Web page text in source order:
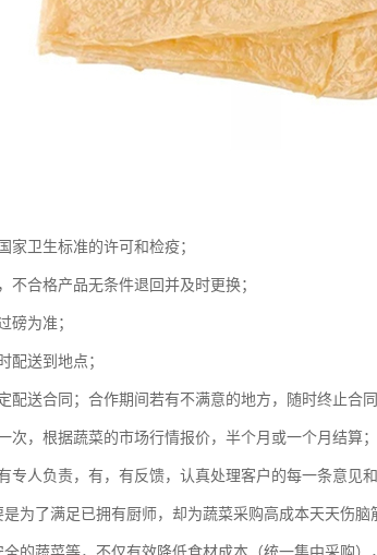
家卫生标准的许可和检疫；
不合格产品无条件退回并及时更换；
磅为准；
配送到地点；
配送合同；合作期间若有不满意的地方，随时终止合
次，根据蔬菜的市场行情报价，半个月或一个月结算；
专人负责，有，有反馈，认真处理客户的每一条意见
为了满足已拥有厨师，却为蔬菜采购高成本天天伤